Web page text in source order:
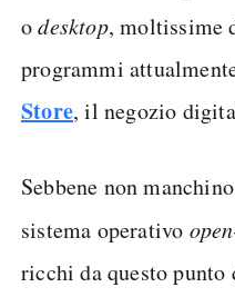
odesktop, moltissime
programmi
Store, il negozio
Sebbene non
sistema operativo
ricchi da questo punto